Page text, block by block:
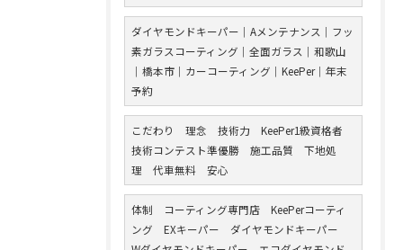
ダイヤモンドキーパー｜Aメンテナンス｜フッ
素ガラスコーティング｜全面ガラス｜和歌山
｜橋本市｜カーコーティング｜KeePer｜年末
予約
こだわり 理念 技術力 KeePer1級資格者
技術コンテスト準優勝 施工品質 下地処
理 代車無料 安心
体制 コーティング専門店 KeePerコーティ
ング EXキーパー ダイヤモンドキーパー